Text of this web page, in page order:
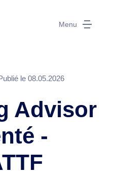
Menu
le 08.05.2026
Advisor
-